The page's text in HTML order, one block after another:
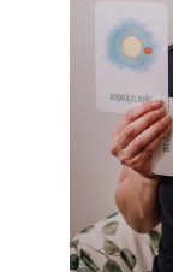
spotkania online
artykuły i video
Zaloguj
platforma kursowa